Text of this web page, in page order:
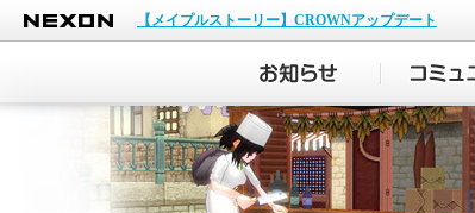
NEXON
【メイプルストーリー】CROWNアップデート